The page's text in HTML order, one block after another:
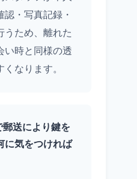
認・写真記録・
うため、離れた
い時と同様の透
なります。
送により鍵を
に気をつければ